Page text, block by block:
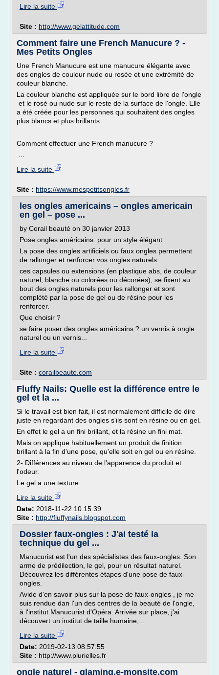
Lire la suite
Site : http://www.gelattitude.com
Comment faire une French Manucure ? -
Mes Petits Ongles
Une French Manucure est une manucure élégante avec
des ongles de couleur nude ou rosée et une extrémité de
couleur blanche.
La couleur blanche est appliquée sur le bord libre de l'ongle
et le rosé ou nude sur le reste de la surface de l'ongle. Elle
a été créée pour les personnes qui souhaitent des ongles
plus blancs et plus brillants.
Comment effectuer une French manucure ?
Lire la suite
Site : https://www.mespetitsongles.fr
les ongles americains – ongles americain
en gel – pose ...
by Corail beauté on 30 janvier 2013
Pose ongles américains: pour un style élégant
La pose des ongles artificiels ou faux ongles permettent
de rallonger et renforcer vos ongles naturels.
ces capsules ou extensions (en plastique abs, de couleur
naturel, blanche ou colorées ou décorées), se fixent au
bout des ongles naturels pour les rallonger et sont
complété par la pose de gel ou de résine pour les
renforcer.
Que choisir ?
se faire poser des ongles américains ? un vernis à ongle
naturel ou un vernis...
Lire la suite
Site : corailbeaute.com
Fluffy Nails: Quelle est la différence entre le
gel et la ...
Si le travail est bien fait, il est normalement difficile de dire
juste en regardant des ongles s'ils sont en résine ou en gel.
En effet le gel a un fini brillant, et la résine un fini mat.
Mais on applique habituellement un produit de finition
brillant à la fin d'une pose, qu'elle soit en gel ou en résine.
2- Différences au niveau de l'apparence du produit et
l'odeur.
Le gel a une texture...
Lire la suite
Date: 2018-11-22 10:15:39
Site : http://fluffynails.blogspot.com
Dossier faux-ongles : J'ai testé la
technique du gel ...
Manucurist est l'un des spécialistes des faux-ongles. Son
arme de prédilection, le gel, pour un résultat naturel.
Découvrez les différentes étapes d'une pose de faux-
ongles.
Avide d'en savoir plus sur la pose de faux-ongles , je me
suis rendue dan l'un des centres de la beauté de l'ongle,
à l'institut Manucurist d'Opéra. Arrivée sur place, j'ai
découvert un institut de taille humaine,...
Lire la suite
Date: 2019-02-13 08:57:55
Site : http://www.plurielles.fr
ongle naturel - glaming.e-monsite.com